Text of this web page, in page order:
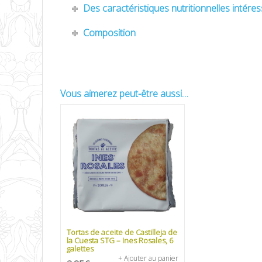
Des caractéristiques nutritionnelles
Composition
Vous aimerez peut-être aussi…
Tortas de aceite de Castilleja de
la Cuesta STG – Ines Rosales, 6
galettes
+ Ajouter au panier